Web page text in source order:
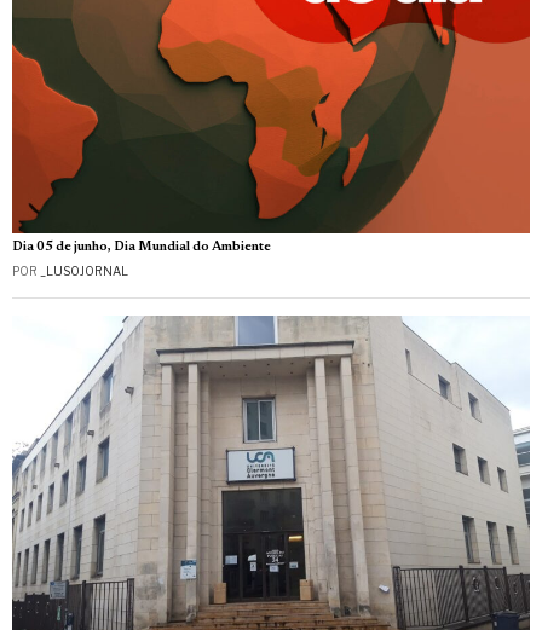
Dia 05 de junho, Dia Mundial do Ambiente
POR _LUSOJORNAL